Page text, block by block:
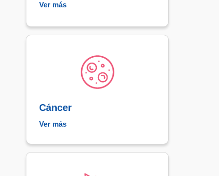
Ver más
Cáncer​
Ver más